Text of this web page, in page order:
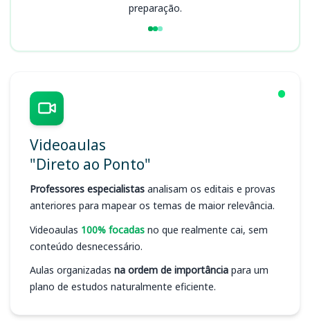
preparação.
Videoaulas
"Direto ao Ponto"
Professores especialistas analisam os editais e provas
anteriores para mapear os temas de maior relevância.
Videoaulas 100% focadas no que realmente cai, sem
conteúdo desnecessário.
Aulas organizadas na ordem de importância para um
plano de estudos naturalmente eficiente.